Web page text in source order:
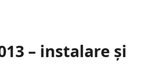
– instalare și